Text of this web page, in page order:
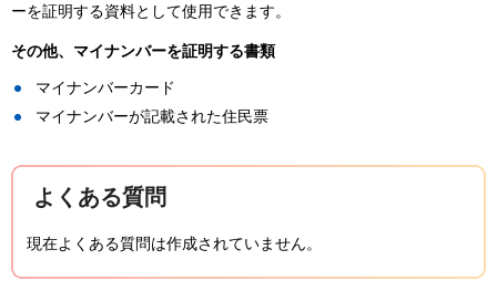
ーを証明する資料として使用できます。
その他、マイナンバーを証明する書類
マイナンバーカード
マイナンバーが記載された住民票
よくある質問
現在よくある質問は作成されていません。